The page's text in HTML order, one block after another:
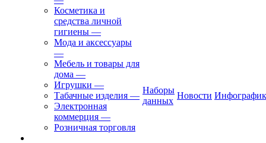
Косметика и
средства личной
гигиены —
Мода и аксессуары
—
Мебель и товары для
дома —
Игрушки —
Табачные изделия —
Электронная
коммерция —
Розничная торговля
Наборы
данных
Новости